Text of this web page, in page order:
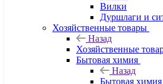
Вилки
Дуршлаги и
Хозяйственные товары
Назад
Хозяйственные
Бытовая химия
Назад
Бытовая химия